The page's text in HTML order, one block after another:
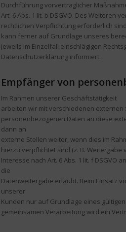
Durchführung vorvertraglicher
Art. 6 Abs. 1 lit. b DSGVO. Des Weiteren
rechtlichen Verpflichtung erforderlich
kann ferner auf Grundlage unseres
jeweils im Einzelfall einschlägigen
Datenschutzerklärung informiert.
Empfänger von
Im Rahmen unserer Geschäftstätigkeit
arbeiten wir mit verschiedenen externen
personenbezogenen Daten an diese
dann an
externe Stellen weiter, wenn dies im
hierzu verpflichtet sind (z. B.
Interesse nach Art. 6 Abs. 1 lit. f DSGVO
die
Datenweitergabe erlaubt. Beim Einsatz
unserer
Kunden nur auf Grundlage eines
gemeinsamen Verarbeitung wird ein